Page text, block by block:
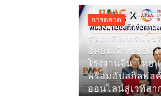
การตลาด
AITIA จัดงานใหญ่
ดัน SMES ไทยลุ
รวมพลังเฟรนไช
อีคอมเมิร์ซชื่อดั
โรงงานจีน-ไทย
พร้อมอัปสกิลพ่อ
ออนไลน์สู่เวทีสา